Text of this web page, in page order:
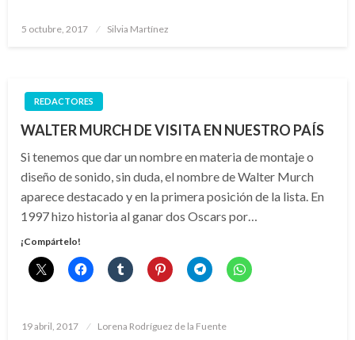
Publicado
5 octubre, 2017 Silvia Martínez
REDACTORES
WALTER MURCH DE VISITA EN NUESTRO PAÍS
Si tenemos que dar un nombre en materia de montaje o
diseño de sonido, sin duda, el nombre de Walter Murch
aparece destacado y en la primera posición de la lista. En
1997 hizo historia al ganar dos Oscars por…
¡Compártelo!
Publicado
19 abril, 2017 Lorena Rodríguez de la Fuente